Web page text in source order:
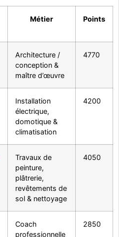
Métier Points
Architecture /
conception &
maître d’œuvre
4770
Installation
électrique,
domotique &
climatisation
4200
Travaux de
peinture,
plâtrerie,
revêtements de
sol & nettoyage
4050
Coach
professionnelle
2850